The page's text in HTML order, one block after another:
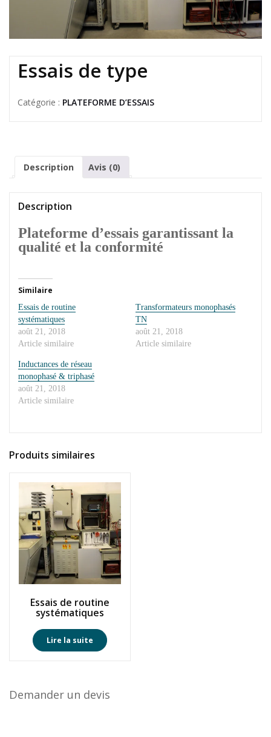
Essais de type
Catégorie : PLATEFORME D’ESSAIS
Description Avis (0)
Description
Plateforme d’essais garantissant la
qualité et la conformité
Similaire
Essais de routine
systématiques
août 21, 2018
Article similaire
Transformateurs monophasés
TN
août 21, 2018
Article similaire
Inductances de réseau
monophasé & triphasé
août 21, 2018
Article similaire
Produits similaires
Essais de routine
systématiques
Lire la suite
Demander un devis